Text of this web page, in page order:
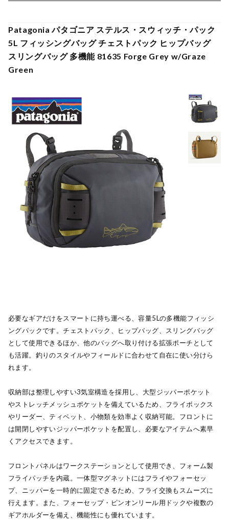
Patagonia パタゴニア ステルス・スウィッチ・パック
5L フィッシングバッグ チェストパック ヒップバッグ
スリングバッグ 多機能 81635 Forge Grey w/Graze
Green
必要なギアだけをスマートに持ち運べる、容量5Lの多機能フィッシ
ングパックです。チェストパック、ヒップバッグ、スリングバッグ
として使用できるほか、他のバッグへ取り付ける拡張ポーチとして
も活躍。釣りのスタイルやフィールドに合わせて自在に使い分けら
れます。
収納部は整理しやすい3気室構造を採用し、大型ジッパーポケット
やストレッチメッシュポケットを備えているため、フライボックス
やリーダー、ティペット、小物類を効率よく収納可能。フロントに
は開閉しやすいジッパーポケットを配置し、必要なアイテムへ素早
くアクセスできます。
フロントパネルはワークステーションとして使用でき、フォーム製
フライパッチを内蔵。一体型マグネットにはフライやフォーセッ
プ、ニッパーを一時的に固定できるため、フライ交換もスムーズに
行えます。また、フォーセップ・ピンオンリール用ドックや複数の
ギアホルダーを備え、機能性にも優れています。